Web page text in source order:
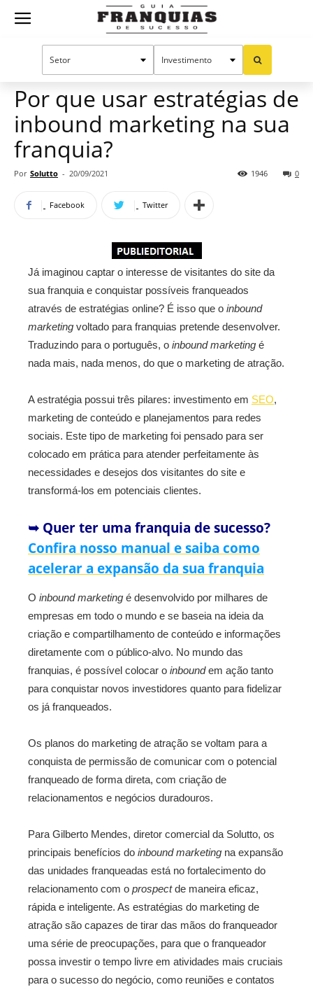
Guia
Manual do sucesso Publieditorial
Por que usar estratégias de
inbound marketing na sua
franquia?
Por Solutto - 20/09/2021 0
1946
Facebook Twitter
Já imaginou captar o interesse de visitantes do site da
sua franquia e conquistar possíveis franqueados
através de estratégias online? É isso que o inbound
marketing voltado para franquias pretende desenvolver.
Traduzindo para o português, o inbound marketing é
nada mais, nada menos, do que o marketing de atração.
A estratégia possui três pilares: investimento em SEO,
marketing de conteúdo e planejamentos para redes
sociais. Este tipo de marketing foi pensado para ser
colocado em prática para atender perfeitamente às
necessidades e desejos dos visitantes do site e
transformá-los em potenciais clientes.
➥ Quer ter uma franquia de sucesso?
Confira nosso manual e saiba como
acelerar a expansão da sua franquia
O inbound marketing é desenvolvido por milhares de
empresas em todo o mundo e se baseia na ideia da
criação e compartilhamento de conteúdo e informações
diretamente com o público-alvo. No mundo das
franquias, é possível colocar o inboundem ação tanto
para conquistar novos investidores quanto para fidelizar
os já franqueados.
Os planos do marketing de atração se voltam para a
conquista de permissão de comunicar com o potencial
franqueado de forma direta, com criação de
relacionamentos e negócios duradouros.
Para Gilberto Mendes, diretor comercial da Solutto, os
principais benefícios do inbound marketing na expansão
das unidades franqueadas está no fortalecimento do
relacionamento com o prospectde maneira eficaz,
rápida e inteligente. As estratégias do marketing de
atração são capazes de tirar das mãos do franqueador
uma série de preocupações, para que o franqueador
possa investir o tempo livre em atividades mais cruciais
para o sucesso do negócio, como reuniões e contatos